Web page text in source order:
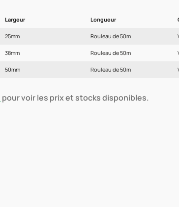
Largeur Longueur
25mm Rouleau de 50m
38mm Rouleau de 50m
50mm Rouleau de 50m
pour voir les prix et stocks disponibles.